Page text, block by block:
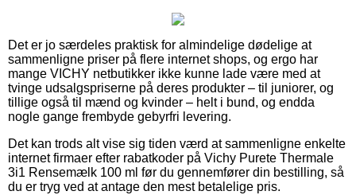
Det er jo særdeles praktisk for almindelige dødelige at
sammenligne priser på flere internet shops, og ergo har
mange VICHY netbutikker ikke kunne lade være med at
tvinge udsalgspriserne på deres produkter – til juniorer, og
tillige også til mænd og kvinder – helt i bund, og endda
nogle gange frembyde gebyrfri levering.
Det kan trods alt vise sig tiden værd at sammenligne enkelte
internet firmaer efter rabatkoder på Vichy Purete Thermale
3i1 Rensemælk 100 ml før du gennemfører din bestilling, så
du er tryg ved at antage den mest betalelige pris.